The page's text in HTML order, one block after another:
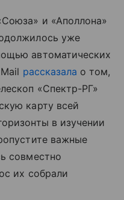
и «Аполлона»
уже
автоматических
рассказала о том,
«Спектр-РГ»
карту всей
в изучении
важные
совместно
их собрали